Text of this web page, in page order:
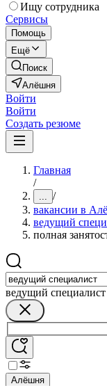
Ищу сотрудника
Сервисы
Помощь
Ещё
Поиск
Алёшня
Войти
Войти
Создать резюме
Главная
/
... /
вакансии в
ведущий
полная
ведущий специалист
Алёшня